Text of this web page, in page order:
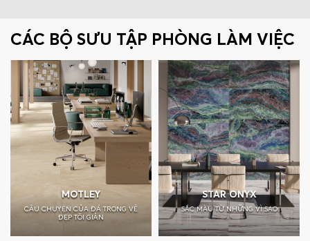
CÁC BỘ SƯU TẬP PHÒNG LÀM VIỆC
MOTLEY
CÂU CHUYỆN CỦA ĐÁ TRONG VẺ
ĐẸP TỐI GIẢN
STAR ONYX
SẮC MÀU TỪ NHỮNG VÌ SAO